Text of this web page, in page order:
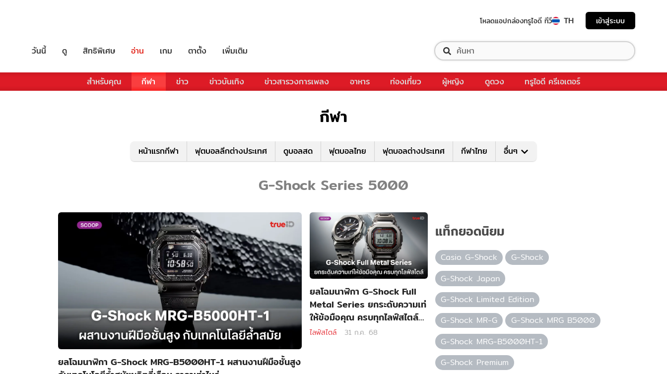
โหลดแอปกล่องทรูไอดี ทีวี TH เข้าสู่ระบบ
วันนี้ ดู สิทธิพิเศษ อ่าน เกม ตาตั้ง เพิ่มเติม
สำหรับคุณ กีฬา ข่าว ข่าวบันเทิง ข่าวสารวงการเพลง อาหาร ท่องเที่ยว ผู้หญิง ดูดวง ทรูไอดี ครีเอเตอร์
กีฬา
หน้าแรกกีฬา ฟุตบอลลีกต่างประเทศ ดูบอลสด ฟุตบอลไทย ฟุตบอลต่างประเทศ กีฬาไทย อื่นๆ
G-Shock Series 5000
ยลโฉมนาฬิกา G-Shock MRG-B5000HT-1 ผสานงานฝีมือชั้นสูง
ยลโฉมนาฬิกา G-Shock Full
Metal Series ยกระดับความเท่
ให้ข้อมือคุณ ครบทุกไลฟ์สไตล์
ราคาเท่าไหร่
ไลฟ์สไตล์ 31 ก.ค. 68
แท็กยอดนิยม
Casio G-Shock
G-Shock
G-Shock Japan
G-Shock Limited Edition
G-Shock MR-G
G-Shock MRG B5000
G-Shock MRG-B5000HT-1
G-Shock Premium